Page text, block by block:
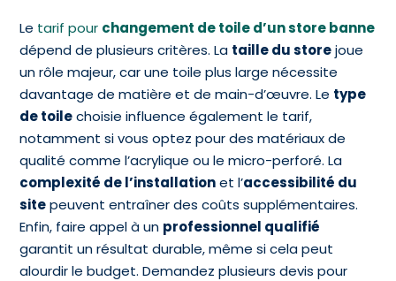
Le tarif pour changement de toile d’un store banne
dépend de plusieurs critères. La taille du storejoue
un rôle majeur, car une toile plus large nécessite
davantage de matière et de main-d’œuvre. Le type
de toilechoisie influence également le tarif,
notamment si vous optez pour des matériaux de
qualité comme l’acrylique ou le micro-perforé. La
complexité de l’installationet l’accessibilité du
sitepeuvent entraîner des coûts supplémentaires.
Enfin, faire appel à un professionnel qualifié
garantit un résultat durable, même si cela peut
alourdir le budget. Demandez plusieurs devis pour